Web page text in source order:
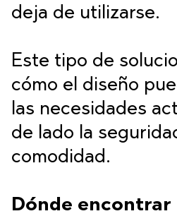
deja de utilizarse.
Este tipo de
cómo el diseño
las necesidades
de lado la
comodidad.
Dónde encontrar